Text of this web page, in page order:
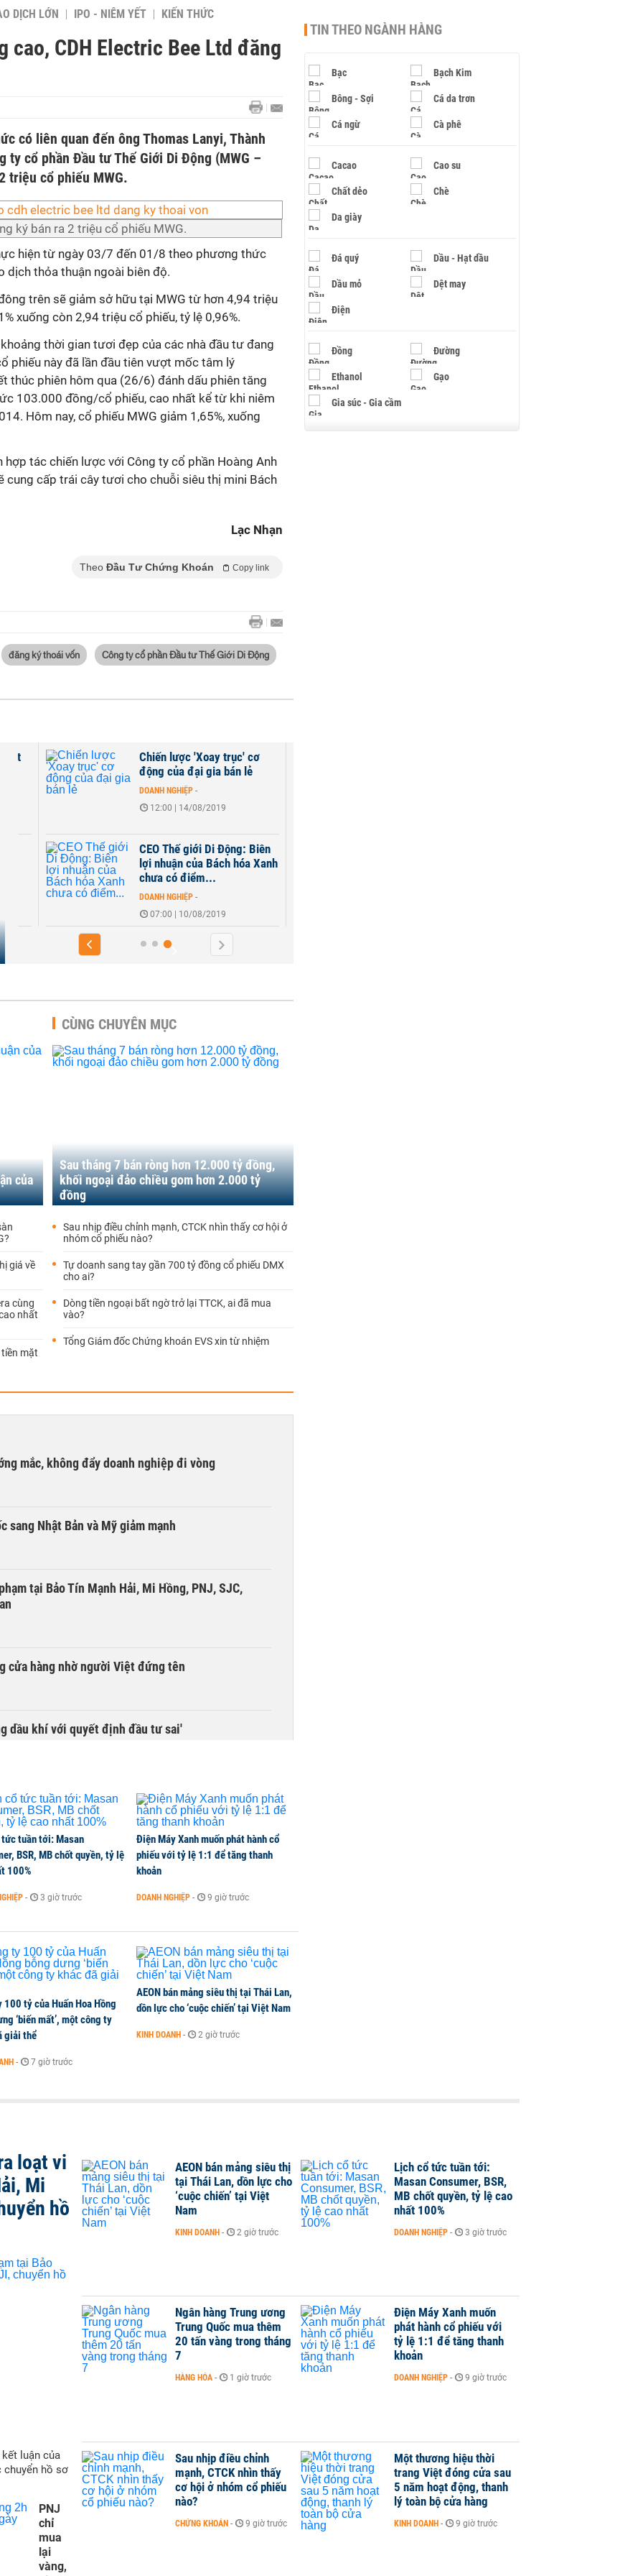
DỊCH LỚN IPO - NIÊM YẾT KIẾN THỨC
cao, CDH Electric Bee Ltd đăng
có liên quan đến ông Thomas Lanyi, Thành
ty cổ phần Đầu tư Thế Giới Di Động (MWG –
triệu cổ phiếu MWG.
ký bán ra 2 triệu cổ phiếu MWG.
hiện từ ngày 03/7 đến 01/8 theo phương thức
dịch thỏa thuận ngoài biên độ.
trên sẽ giảm sở hữu tại MWG từ hơn 4,94 triệu
xuống còn 2,94 triệu cổ phiếu, tỷ lệ 0,96%.
thời gian tươi đẹp của các nhà đầu tư đang
phiếu này đã lần đầu tiên vượt mốc tâm lý
thúc phiên hôm qua (26/6) đánh dấu phiên tăng
103.000 đồng/cổ phiếu, cao nhất kể từ khi niêm
Hôm nay, cổ phiếu MWG giảm 1,65%, xuống
hợp tác chiến lược với Công ty cổ phần Hoàng Anh
cung cấp trái cây tươi cho chuỗi siêu thị mini Bách
Lạc Nhạn
Theo Đầu Tư Chứng Khoán Copy link
đăng ký thoái vốn Công ty cổ phần Đầu tư Thế Giới Di Động
loạt
Chiến lược 'Xoay trục' cơ
động của đại gia bán lẻ
DOANH NGHIỆP -
12:00 | 14/08/2019
CEO Thế giới Di Động: Biên
lợi nhuận của Bách hóa Xanh
chưa có điểm...
DOANH NGHIỆP -
07:00 | 10/08/2019
của
giá về
cùng
nhất
mặt
CÙNG CHUYÊN MỤC
Sau tháng 7 bán ròng hơn 12.000 tỷ đồng,
khối ngoại đảo chiều gom hơn 2.000 tỷ
đồng
Sau nhịp điều chỉnh mạnh, CTCK nhìn thấy cơ hội ở
nhóm cổ phiếu nào?
Tự doanh sang tay gần 700 tỷ đồng cổ phiếu DMX
cho ai?
Dòng tiền ngoại bất ngờ trở lại TTCK, ai đã mua
vào?
Tổng Giám đốc Chứng khoán EVS xin từ nhiệm
mắc, không đẩy doanh nghiệp đi vòng
sang Nhật Bản và Mỹ giảm mạnh
tại Bảo Tín Mạnh Hải, Mi Hồng, PNJ, SJC,
cửa hàng nhờ người Việt đứng tên
dầu khí với quyết định đầu tư sai'
tuần tới: Masan
BSR, MB chốt quyền, tỷ lệ
100%
- 3 giờ trước
Điện Máy Xanh muốn phát hành cổ
phiếu với tỷ lệ 1:1 để tăng thanh
khoản
DOANH NGHIỆP - 9 giờ trước
100 tỷ của Huấn Hoa Hồng
‘biến mất’, một công ty
giải thể
- 7 giờ trước
AEON bán mảng siêu thị tại Thái Lan,
dồn lực cho ‘cuộc chiến’ tại Việt Nam
KINH DOANH - 2 giờ trước
TIN THEO NGÀNH HÀNG
Bạc Bạch Kim
Bông - Sợi Cá da trơn
Cá ngừ Cà phê
Cacao Cao su
Chất dẻo Chè
Da giày
Đá quý Dầu - Hạt dầu
Dầu mỏ Dệt may
Điện
Đồng Đường
Ethanol Gạo
Gia súc - Gia cầm
loạt vi
Mi
hồ
luận của
chuyển hồ sơ
PNJ
chỉ
mua
lại
vàng,
AEON bán mảng siêu thị
tại Thái Lan, dồn lực cho
‘cuộc chiến’ tại Việt
Nam
KINH DOANH - 2 giờ trước
Lịch cổ tức tuần tới:
Masan Consumer, BSR,
MB chốt quyền, tỷ lệ cao
nhất 100%
DOANH NGHIỆP - 3 giờ trước
Ngân hàng Trung ương
Trung Quốc mua thêm
20 tấn vàng trong tháng
7
HÀNG HÓA - 1 giờ trước
Điện Máy Xanh muốn
phát hành cổ phiếu với
tỷ lệ 1:1 để tăng thanh
khoản
DOANH NGHIỆP - 9 giờ trước
Sau nhịp điều chỉnh
mạnh, CTCK nhìn thấy
cơ hội ở nhóm cổ phiếu
nào?
CHỨNG KHOÁN - 9 giờ trước
Một thương hiệu thời
trang Việt đóng cửa sau
5 năm hoạt động, thanh
lý toàn bộ cửa hàng
KINH DOANH - 9 giờ trước